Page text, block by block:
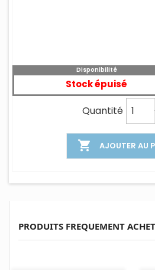
Disponibilité
Stock épuisé
Quantité
 AJOUTER AU
PRODUITS FREQUEMENT